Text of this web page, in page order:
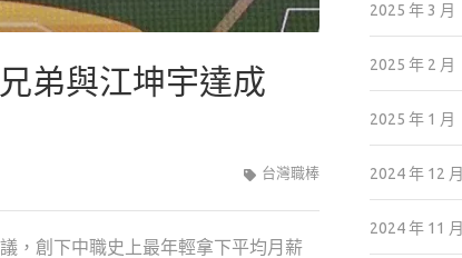
弟與江坤宇達成
台灣職棒
，創下中職史上最年輕拿下平均月薪
2025 年 3 月
2025 年 2 月
2025 年 1 月
2024 年 12 月
2024 年 11 月